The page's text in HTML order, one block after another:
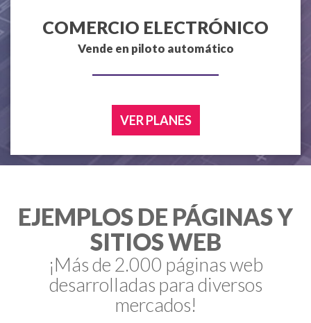
COMERCIO ELECTRÓNICO
Vende en piloto automático
VER PLANES
EJEMPLOS DE PÁGINAS Y
SITIOS WEB
¡Más de 2.000 páginas web
desarrolladas para diversos
mercados!